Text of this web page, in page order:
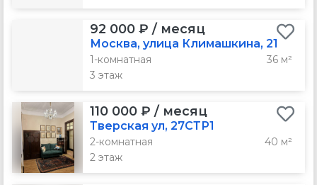
92 000 ₽ / месяц
Москва, улица Климашкина, 21
1-комнатная
36 м²
3 этаж
110 000 ₽ / месяц
Тверская ул, 27СТР1
2-комнатная
40 м²
2 этаж